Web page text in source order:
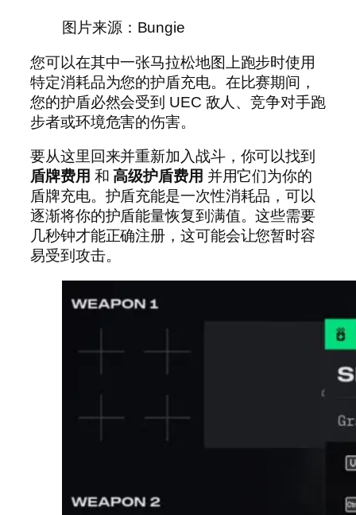
图片来源：Bungie
您可以在其中一张马拉松地图上跑步时使用
特定消耗品为您的护盾充电。在比赛期间，
您的护盾必然会受到 UEC 敌人、竞争对手跑
步者或环境危害的伤害。
要从这里回来并重新加入战斗，你可以找到
盾牌费用 和高级护盾费用 并用它们为你的
盾牌充电。护盾充能是一次性消耗品，可以
逐渐将你的护盾能量恢复到满值。这些需要
几秒钟才能正确注册，这可能会让您暂时容
易受到攻击。